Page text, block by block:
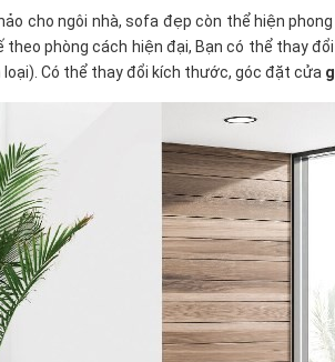
cho ngôi nhà, sofa đẹp còn thể hiện
phòng cách hiện đại, Bạn có thể thay
loại). Có thể thay đổi kích thước, góc đặt cửa